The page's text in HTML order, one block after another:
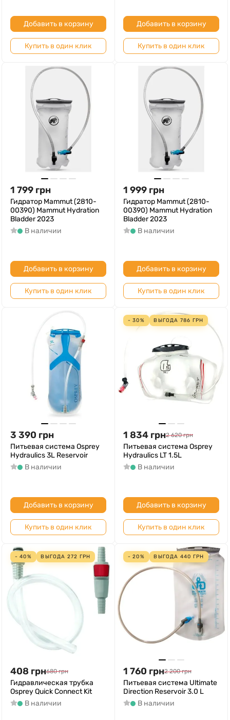
Добавить в корзину
Купить в один клик
Добавить в корзину
Купить в один клик
1 799 грн
Гидратор Mammut (2810-
00390) Mammut Hydration
Bladder 2023
В наличии
Добавить в корзину
Купить в один клик
1 999 грн
Гидратор Mammut (2810-
00390) Mammut Hydration
Bladder 2023
В наличии
Добавить в корзину
Купить в один клик
3 390 грн
Питьевая система Osprey
Hydraulics 3L Reservoir
В наличии
Добавить в корзину
Купить в один клик
- 30% ВЫГОДА 786 ГРН
1 834 грн2 620 грн
Питьевая система Osprey
Hydraulics LT 1.5L
В наличии
Добавить в корзину
Купить в один клик
- 40% ВЫГОДА 272 ГРН
408 грн680 грн
Гидравлическая трубка
Osprey Quick Connect Kit
В наличии
- 20% ВЫГОДА 440 ГРН
1 760 грн2 200 грн
Питьевая система Ultimate
Direction Reservoir 3.0 L
В наличии